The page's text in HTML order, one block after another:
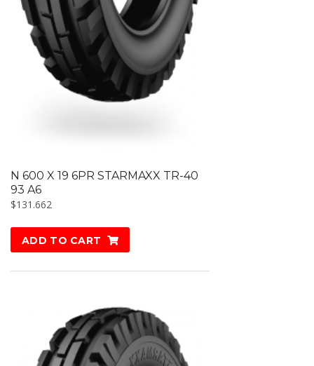
N 600 X 19 6PR STARMAXX TR-40
93 A6
$131.662
ADD TO CART